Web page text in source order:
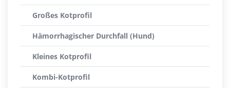
Großes Kotprofil
Hämorrhagischer Durchfall (Hund)
Kleines Kotprofil
Kombi-Kotprofil